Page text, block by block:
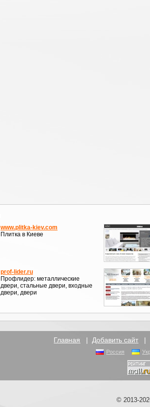
www.plitka-kiev.com
Плитка в Киеве
prof-lider.ru
Профлидер: металлические
двери, стальные двери, входные
двери, двери
Главная | Добавить сайт |
Россия
© 2013-